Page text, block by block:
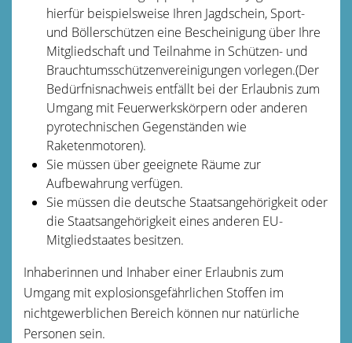
hierfür beispielsweise Ihren Jagdschein, Sport-
und Böllerschützen eine Bescheinigung über Ihre
Mitgliedschaft und Teilnahme in Schützen- und
Brauchtumsschützenvereinigungen vorlegen.(Der
Bedürfnisnachweis entfällt bei der Erlaubnis zum
Umgang mit Feuerwerkskörpern oder anderen
pyrotechnischen Gegenständen wie
Raketenmotoren).
Sie müssen über geeignete Räume zur
Aufbewahrung verfügen.
Sie müssen die deutsche Staatsangehörigkeit oder
die Staatsangehörigkeit eines anderen EU-
Mitgliedstaates besitzen.
Inhaberinnen und Inhaber einer Erlaubnis zum
Umgang mit explosionsgefährlichen Stoffen im
nichtgewerblichen Bereich können nur natürliche
Personen sein.